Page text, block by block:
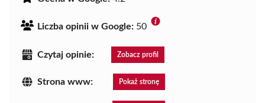
Liczba opinii w Google: 50
Czytaj opinie: Zobacz profil
Strona www: Pokaż stronę